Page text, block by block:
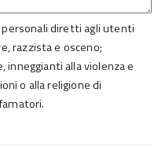
diretti agli utenti
razzista e osceno;
inneggianti alla violenza e
o alla religione di